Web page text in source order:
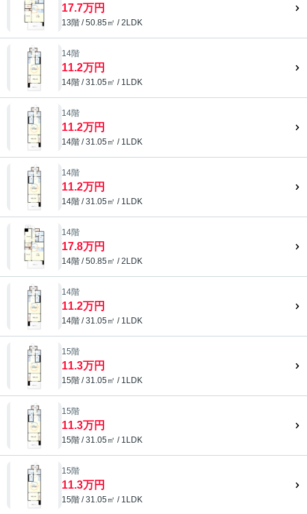
17.7万円
13階 / 50.85㎡ / 2LDK
14階
11.2万円
14階 / 31.05㎡ / 1LDK
14階
11.2万円
14階 / 31.05㎡ / 1LDK
14階
11.2万円
14階 / 31.05㎡ / 1LDK
14階
17.8万円
14階 / 50.85㎡ / 2LDK
14階
11.2万円
14階 / 31.05㎡ / 1LDK
15階
11.3万円
15階 / 31.05㎡ / 1LDK
15階
11.3万円
15階 / 31.05㎡ / 1LDK
15階
11.3万円
15階 / 31.05㎡ / 1LDK